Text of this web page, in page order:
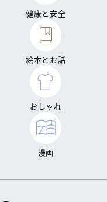
健康と安全
絵本とお話
おしゃれ
漫画